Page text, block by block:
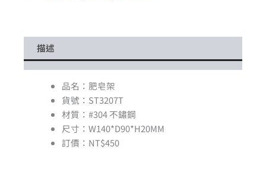
描述
品名：肥皂架
貨號：ST3207T
材質：#304 不鏽鋼
尺寸：W140*D90*H20MM
訂價：NT$450